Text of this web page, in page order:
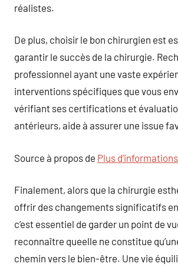
réalistes.
De plus, choisir le bon chirurgien est
garantir le succès de la chirurgie.
professionnel ayant une vaste
interventions spécifiques que vous
vérifiant ses certifications et
antérieurs, aide à assurer une issue
Source à propos de Plus
Finalement, alors que la chirurgie
offrir des changements significatifs
c’est essentiel de garder un point de
reconnaître queelle ne constitue
chemin vers le bien-être. Une vie